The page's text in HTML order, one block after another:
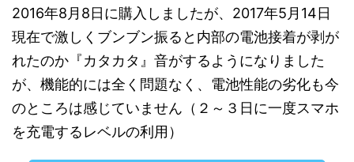
2016年8月8日に購入しましたが、2017年5月14日
現在で激しくブンブン振ると内部の電池接着が剥が
れたのか『カタカタ』音がするようになりました
が、機能的には全く問題なく、電池性能の劣化も今
のところは感じていません（２～３日に一度スマホ
を充電するレベルの利用）